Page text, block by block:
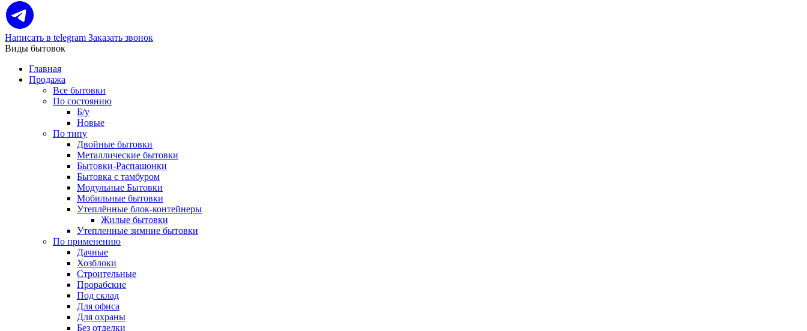
Написать в telegram Заказать звонок
Виды бытовок
Главная
Продажа
Все бытовки
По состоянию
Б/у
Новые
По типу
Двойные бытовки
Металлические бытовки
Бытовки-Распашонки
Бытовка с тамбуром
Модульные Бытовки
Мобильные бытовки
Утеплённые блок-контейнеры
Жилые бытовки
Утепленные зимние бытовки
По применению
Дачные
Хозблоки
Строительные
Прорабские
Под склад
Для офиса
Для охраны
Без отделки